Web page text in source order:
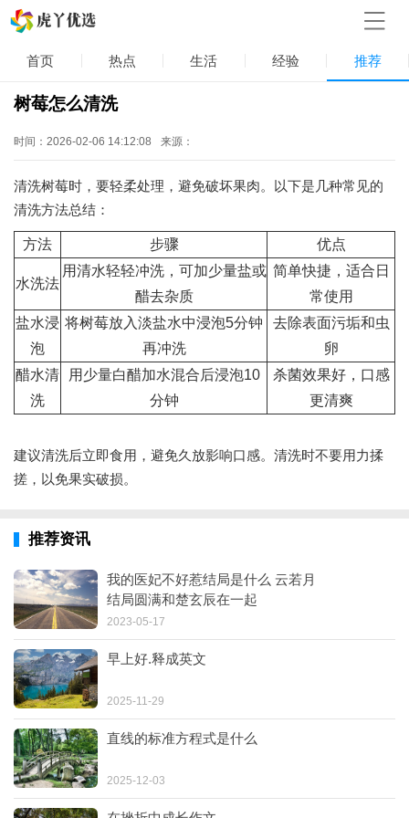
首页 热点 生活 经验 推荐
树莓怎么清洗
时间：2026-02-06 14:12:08 来源：
清洗树莓时，要轻柔处理，避免破坏果肉。以下是几种常见的
清洗方法总结：
方法 步骤 优点
水洗法
用清水轻轻冲洗，可加少量盐或
醋去杂质
简单快捷，适合日
常使用
盐水浸
泡
将树莓放入淡盐水中浸泡5分钟
再冲洗
去除表面污垢和虫
卵
醋水清
洗
用少量白醋加水混合后浸泡10
分钟
杀菌效果好，口感
更清爽
建议清洗后立即食用，避免久放影响口感。清洗时不要用力揉
搓，以免果实破损。
推荐资讯
我的医妃不好惹结局是什么 云若月
结局圆满和楚玄辰在一起
2023-05-17
早上好.释成英文
2025-11-29
直线的标准方程式是什么
2025-12-03